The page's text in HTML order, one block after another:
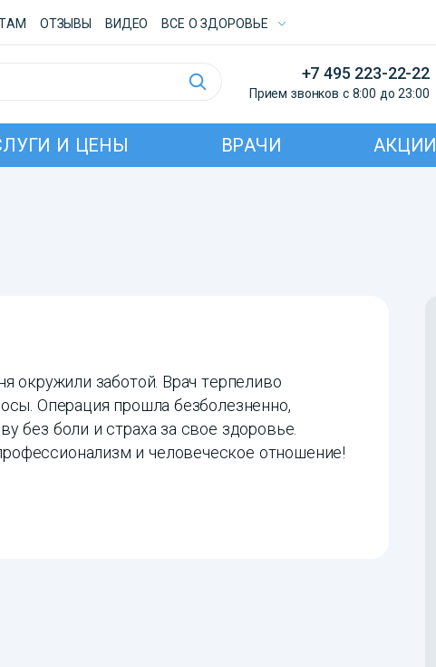
ОТЗЫВЫ ВИДЕО ВСE О ЗДОРОВЬЕ
+7 495 223-22-22
Прием звонков с 8:00 до 23:00
И ЦЕНЫ ВРАЧИ АКЦИИ
окружили заботой. Врач терпеливо
Операция прошла безболезненно,
без боли и страха за свое здоровье.
и человеческое отношение!